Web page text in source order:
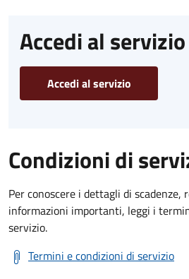
Accedi al servizio
Accedi al servizio
Condizioni di
Per conoscere i dettagli di
informazioni importanti, leggi i
servizio.
Termini e condizioni di servizio